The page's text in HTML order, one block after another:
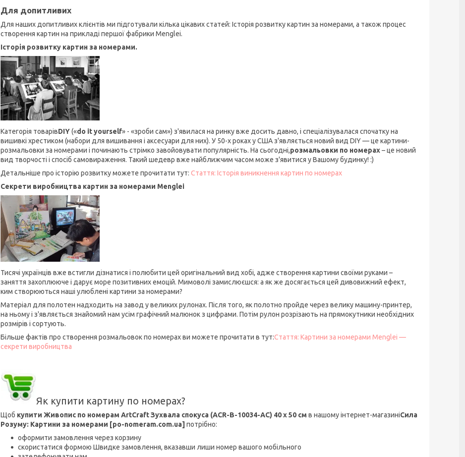
Для допитливих
Для наших допитливих клієнтів ми підготували кілька цікавих статей: Історія розвитку картин за номерами, а також процес
створення картин на прикладі першої фабрики Menglei.
Історія розвитку картин за номерами.
Категорія товарівDIY(«do it yourself» - «зроби сам») з'явилася на ринку вже досить давно, і спеціалізувалася спочатку на
вишивкі хрестиком (набори для вишивання і аксесуари для них). У 50-х роках у США з'являється новий вид DIY — це картини-
розмальовки за номерами і починають стрімко завойовувати популярність. На сьогодні,розмальовки по номерах– це новий
вид творчості і спосіб самовираження. Такий шедевр вже найближчим часом може з'явитися у Вашому будинку! :)
Детальніше про історію розвитку можете прочитати тут: Стаття: Історія виникнення картин по номерах
Секрети виробництва картин за номерами Menglei
Тисячі українців вже встигли дізнатися і полюбити цей оригінальний вид хобі, адже створення картини своїми руками –
заняття захоплююче і дарує море позитивних емоцій. Мимоволі замислюєшся: а як же досягається цей дивовижний ефект,
ким створюються наші улюблені картини за номерами?
Матеріал для полотен надходить на завод у великих рулонах. Після того, як полотно пройде через велику машину-принтер,
на ньому і з'являється знайомий нам усім графічний малюнок з цифрами. Потім рулон розрізають на прямокутники необхідних
розмірів і сортують.
Більше фактів про створення розмальовок по номерах ви можете прочитати в тут:Стаття: Картини за номерами Menglei —
секрети виробництва
Як купити картину по номерах?
Щоб купити Живопис по номерам ArtCraft Зухвала спокуса (ACR-B-10034-AC) 40 х 50 см в нашому інтернет-магазиніСила
Розуму: Картини за номерами [po-nomeram.com.ua] потрібно:
оформити замовлення через корзину
скористатися формою Швидке замовлення, вказавши лиши номер вашого мобільного